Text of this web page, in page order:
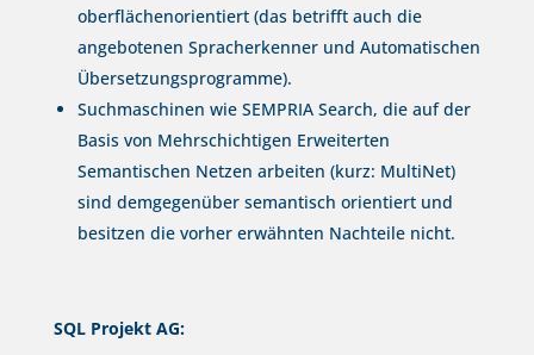
oberflächenorientiert (das betrifft auch die
angebotenen Spracherkenner und Automatischen
Übersetzungsprogramme).
Suchmaschinen wie SEMPRIA Search, die auf der
Basis von Mehrschichtigen Erweiterten
Semantischen Netzen arbeiten (kurz: MultiNet)
sind demgegenüber semantisch orientiert und
besitzen die vorher erwähnten Nachteile nicht.
SQL Projekt AG: